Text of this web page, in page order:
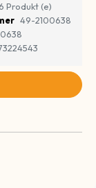
6 Produkt (e)
49-2100638